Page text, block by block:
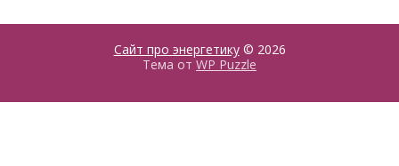
Сайт про энергетику© 2026
Тема от WP Puzzle